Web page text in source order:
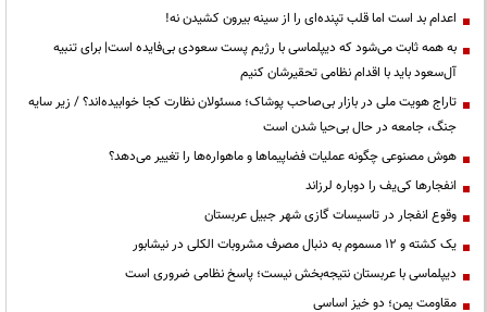
اعدام بد است اما قلب تپنده‌ای را از سینه بیرون کشیدن نه!
به همه ثابت می‌شود که دیپلماسی با رژیم پست سعودی بی‌فایده است| برای تنبیه
آل‌سعود باید با اقدام نظامی تحقیرشان کنیم
تاراج هویت ملی در بازار بی‌صاحب پوشاک؛ مسئولان نظارت کجا خوابیده‌اند؟ / زیر سایه
جنگ، جامعه در حال بی‌حیا شدن است
هوش مصنوعی چگونه عملیات فضاپیماها و ماهواره‌ها را تغییر می‌دهد؟
انفجارها کی‌یف را دوباره لرزاند
وقوع انفجار در تاسیسات گازی شهر جبیل عربستان
یک کشته و ۱۲ مسموم به دنبال مصرف مشروبات الکلی در نیشابور
دیپلماسی با عربستان نتیجه‌بخش نیست؛ پاسخ نظامی ضروری است
مقاومت یمن؛ دو خیز اساسی